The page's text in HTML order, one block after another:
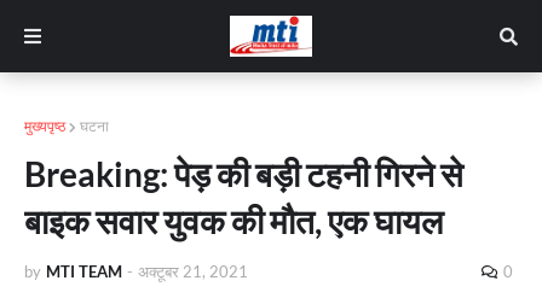
मुख्यपृष्ठ घटना
Breaking: पेड़ की बड़ी टहनी गिरने से
बाइक सवार युवक की मौत, एक घायल
by MTI TEAM - अक्टूबर 21, 2021 0